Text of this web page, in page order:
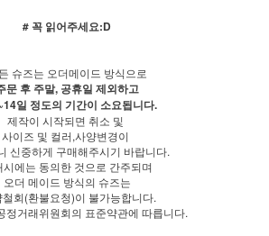
# 꼭 읽어주세요:D
슈즈는 오더메이드 방식으로
문 후 주말, 공휴일 제외하고
일 정도의 기간이 소요됩니다.
제작이 시작되면 취소 및
사이즈 및 컬러,사양변경이
신중하게 구매해주시기 바랍니다.
시에는 동의한 것으로 간주되며
오더 메이드 방식의 슈즈는
철회(환불요청)이 불가능합니다.
정거래위원회의 표준약관에 따릅니다.